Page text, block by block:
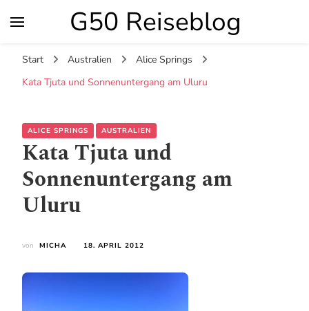
G50 Reiseblog
Start Australien
Alice Springs
Kata Tjuta und Sonnenuntergang am Uluru
ALICE SPRINGS AUSTRALIEN
Kata Tjuta und
Sonnenuntergang am
Uluru
von MICHA 18. APRIL 2012